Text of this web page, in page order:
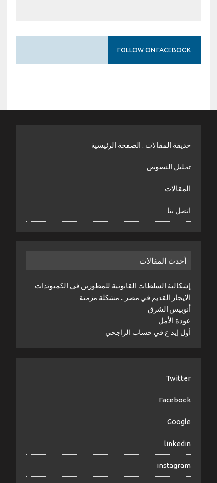
FOLLOW ON FACEBOOK
حديقة المقالات . الصفحة الرئيسية
تحليل النصوص
المقالات
اتصل بنا
أحدث المقالات
إشكالية السلطات القانونية للمطورين في الكمبوندات
الإيجار القديم في مصر .. مشكلة مزمنة
أنوبيس الشرق
عودة الأمل
أول إيداع في حساب الراجحي
Twitter
Facebook
Google
linkedin
instagram